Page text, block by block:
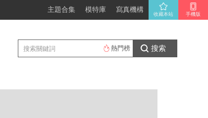
手機版
主題合集 模特庫 寫真機構
收藏本站
搜索
熱門榜